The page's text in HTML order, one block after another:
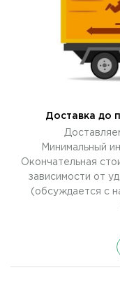
Доставка до
Минимальный
Окончательная
зависимости от
(обсуждается с